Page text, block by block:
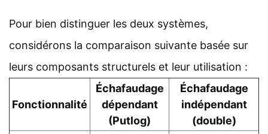
Pour bien distinguer les deux systèmes,
considérons la comparaison suivante basée sur
leurs composants structurels et leur utilisation :
Fonctionnalité
Échafaudage
dépendant
(Putlog)
Échafaudage
indépendant
(double)